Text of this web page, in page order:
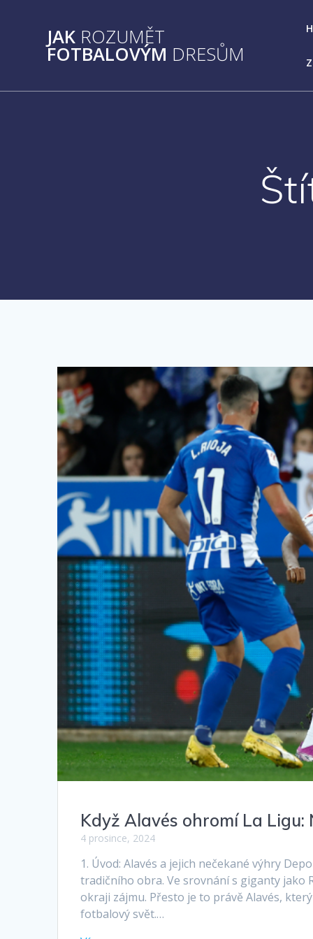
JAK ROZUMĚT
FOTBALOVÝM DRESŮM
Když Alavés ohromí La
4 prosince, 2024
1. Úvod: Alavés a jejich nečekané výhry
tradičního obra. Ve srovnání s giganty jako
okraji zájmu. Přesto je to právě Alavés,
fotbalový svět.…